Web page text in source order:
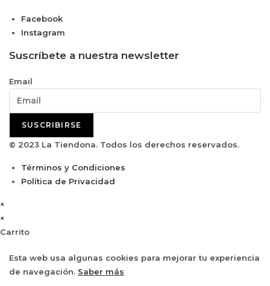
Facebook
Instagram
Suscríbete a nuestra newsletter
Email
SUSCRIBIRSE
© 2023 La Tiendona. Todos los derechos reservados.
Términos y Condiciones
Política de Privacidad
×
×
Carrito
Esta web usa algunas cookies para mejorar tu experiencia
de navegación. Saber más